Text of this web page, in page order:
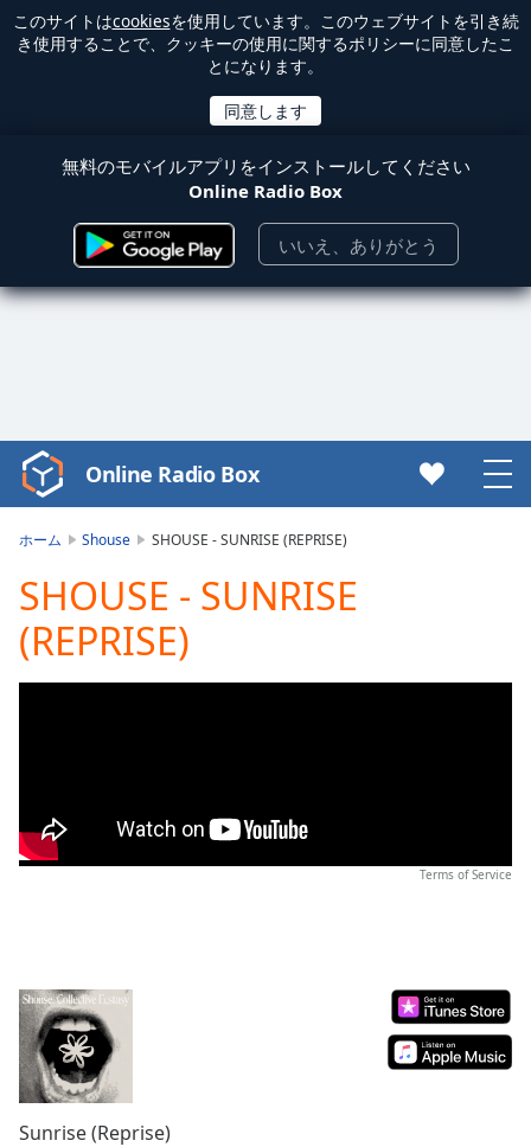
このサイトはcookiesを使用しています。このウェブサイトを引き続
き使用することで、クッキーの使用に関するポリシーに同意したこ
とになります。
無料のモバイルアプリをインストールしてください
Online Radio Box
いいえ、ありがとう
Video
Player
Play
Video
Play
Skip
Backward
Duration
Seek to
live,
currently
behind
liveLIVE
Remaining
Time-
Online Radio Box
ホーム Shouse SHOUSE - SUNRISE (REPRISE)
SHOUSE - SUNRISE
(REPRISE)
Terms of Service
Sunrise (Reprise)